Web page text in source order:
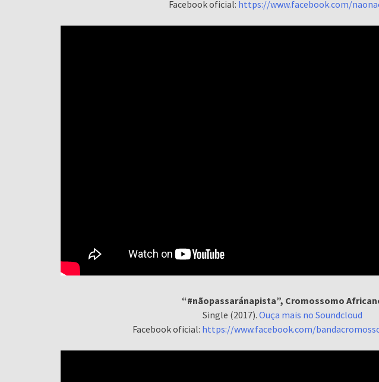
Facebook oficial: https://www.facebook.com/
“#nãopassaránapista”, Cromossomo
Single (2017). Ouça mais no Soundcloud
Facebook oficial: https://www.facebook.com/